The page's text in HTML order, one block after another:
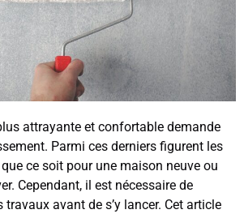
attrayante et confortable demande
Parmi ces derniers figurent les
ce soit pour une maison neuve ou
Cependant, il est nécessaire de
avant de s’y lancer. Cet article